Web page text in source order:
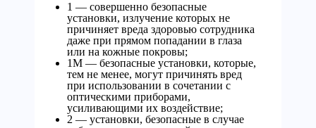
1 — совершенно безопасные
установки, излучение которых не
причиняет вреда здоровью сотрудника
даже при прямом попадании в глаза
или на кожные покровы;
1М — безопасные установки, которые,
тем не менее, могут причинять вред
при использовании в сочетании с
оптическими приборами,
усиливающими их воздействие;
2 — установки, безопасные в случае